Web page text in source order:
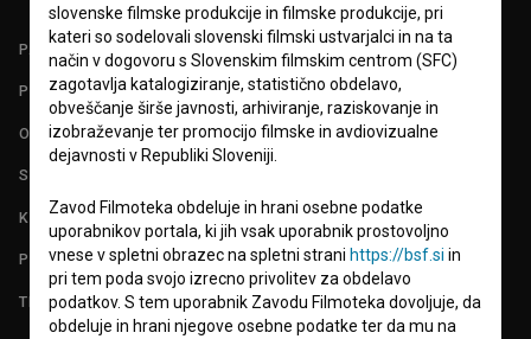
PARTNERJI
POGOJI UPORABE
O PROJEKTU
STATISTIKA
KONTAKT
POGOSTA VPRAŠANJA
TEST FUNKCIONALNOSTI
slovenske filmske produkcije in filmske produkcije, pri
kateri so sodelovali slovenski filmski ustvarjalci in na ta
način v dogovoru s Slovenskim filmskim centrom (SFC)
zagotavlja katalogiziranje, statistično obdelavo,
obveščanje širše javnosti, arhiviranje, raziskovanje in
izobraževanje ter promocijo filmske in avdiovizualne
dejavnosti v Republiki Sloveniji.
Zavod Filmoteka obdeluje in hrani osebne podatke
uporabnikov portala, ki jih vsak uporabnik prostovoljno
vnese v spletni obrazec na spletni strani https://bsf.si in
pri tem poda svojo izrecno privolitev za obdelavo
podatkov. S tem uporabnik Zavodu Filmoteka dovoljuje, da
obdeluje in hrani njegove osebne podatke ter da mu na